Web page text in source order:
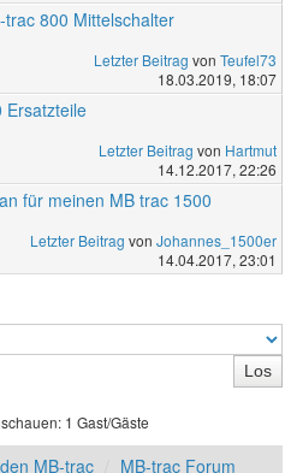
800 Mittelschalter
Letzter Beitrag von Teufel73
18.03.2019, 18:07
Ersatzteile
Letzter Beitrag von Hartmut
14.12.2017, 22:26
für meinen MB trac 1500
Letzter Beitrag von Johannes_1500er
14.04.2017, 23:01
1 Gast/Gäste
MB-trac MB-trac Forum